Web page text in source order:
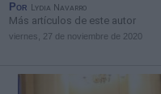
Por Lydia Navarro
Más artículos de este autor
viernes, 27 de noviembre de 2020